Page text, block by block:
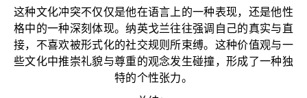
这种文化冲突不仅仅是他在语言上的一种表现，还是他性
格中的一种深刻体现。纳英戈兰往往强调自己的真实与直
接，不喜欢被形式化的社交规则所束缚。这种价值观与一
些文化中推崇礼貌与尊重的观念发生碰撞，形成了一种独
特的个性张力。